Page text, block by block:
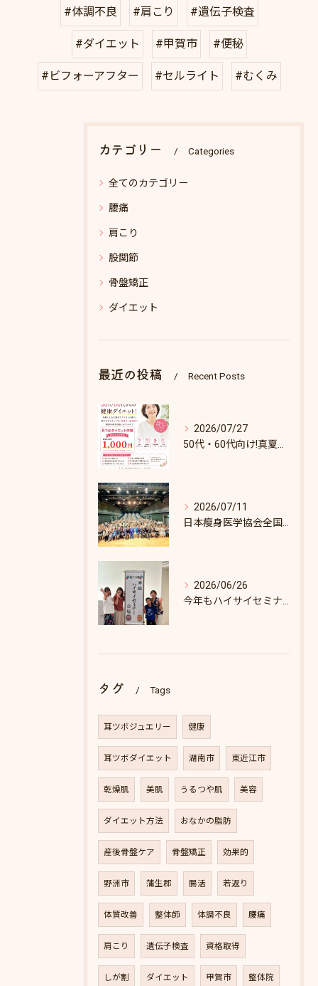
#体調不良 #肩こり #遺伝子検査
#ダイエット #甲賀市 #便秘
#ビフォーアフター #セルライト #むくみ
カテゴリー Categories
全てのカテゴリー
腰痛
肩こり
股関節
骨盤矯正
ダイエット
最近の投稿 Recent Posts
2026/07/27
2026/07/11
2026/06/26
タグ Tags
耳ツボジュエリー 健康
耳ツボダイエット 湖南市 東近江市
乾燥肌 美肌 うるつや肌 美容
ダイエット方法 おなかの脂肪
産後骨盤ケア 骨盤矯正 効果的
野洲市 蒲生郡 腸活 若返り
体質改善 整体師 体調不良 腰痛
肩こり 遺伝子検査 資格取得
しが割 ダイエット 甲賀市 整体院